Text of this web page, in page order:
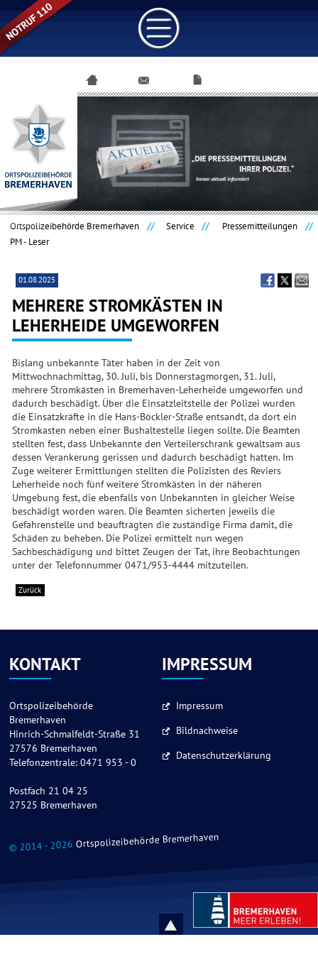
überspringen
Ortspolizeibehörde Bremerhaven Service
Pressemitteilungen
PM - Leser
01.08.2025
MEHRERE STROMKÄSTEN IN
LEHERHEIDE UMGEWORFEN
Bislang unbekannte Täter haben in der Zeit von
Mittwochnachmittag, 30. Juli, bis Donnerstagmorgen, 31. Juli,
mehrere Stromkästen in Bremerhaven-Leherheide umgeworfen und
dadurch beschädigt. Über die Einsatzleitstelle der Polizei wurden
die Einsatzkräfte in die Hans-Böckler-Straße entsandt, da dort ein
Stromkasten neben einer Bushaltestelle liegen sollte. Die Beamten
stellten fest, dass Unbekannte den Verteilerschrank gewaltsam aus
dessen Verankerung gerissen und dadurch beschädigt hatten. Im
Zuge weiterer Ermittlungen stellten die Polizisten des Reviers
Leherheide noch fünf weitere Stromkästen in der näheren
Umgebung fest, die ebenfalls von Unbekannten in gleicher Weise
beschädigt worden waren. Die Beamten sicherten jeweils die
Gefahrenstelle und beauftragten die zuständige Firma damit, die
Schäden zu beheben. Die Polizei ermittelt nun wegen
Sachbeschädigung und bittet Zeugen der Tat, ihre Beobachtungen
unter der Telefonnummer 0471/953-4444 mitzuteilen.
Zurück
KONTAKT
Ortspolizeibehörde
Bremerhaven
Hinrich-Schmalfeldt-Straße 31
27576 Bremerhaven
Telefonzentrale: 0471 953 - 0
Postfach 21 04 25
27525 Bremerhaven
IMPRESSUM
Impressum
Bildnachweise
Datenschutzerklärung
© 2014 - 2026 Ortspolizeibehörde Bremerhaven